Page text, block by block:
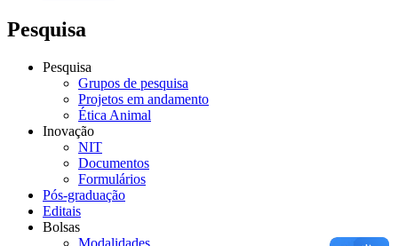
Pesquisa
Pesquisa
Grupos de pesquisa
Projetos em andamento
Ética Animal
Inovação
NIT
Documentos
Formulários
Pós-graduação
Editais
Bolsas
Modalidades